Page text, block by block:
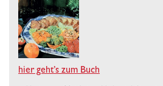
hier geht’s zum Buch